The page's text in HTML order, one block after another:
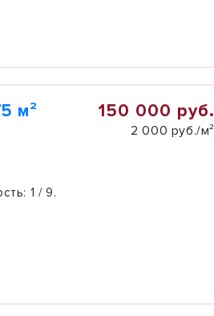
м² 150 000 руб.
2 000 руб./м²
1 / 9.